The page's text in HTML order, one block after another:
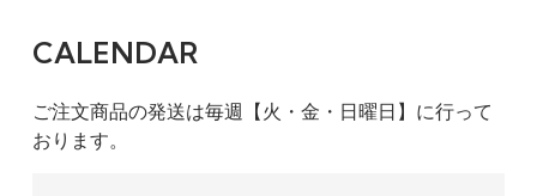
CALENDAR
ご注文商品の発送は毎週【火・金・日曜日】に行って
おります。